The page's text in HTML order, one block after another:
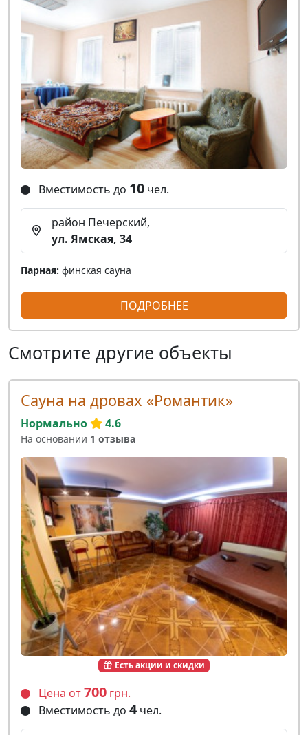
Вместимость до 10 чел.
район Печерский,
ул. Ямская, 34
Парная: финская сауна
ПОДРОБНЕЕ
Смотрите другие объекты
Сауна на дровах «Романтик»
Нормально 4.6
На основании 1 отзыва
Есть акции и скидки
Цена от700 грн.
Вместимость до 4 чел.